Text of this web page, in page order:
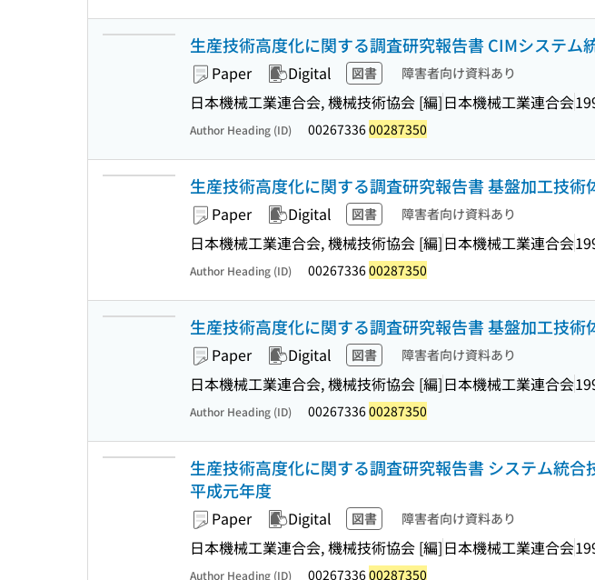
生産技術高度化に関する調査研究報告書 CIMシステム
Paper Digital 図書 障害者向け資料あり
日本機械工業連合会, 機械技術協会 [編]日本機械工業連合会
Author Heading (ID) 0026733600287350
生産技術高度化に関する調査研究報告書 基盤加工技術
Paper Digital 図書 障害者向け資料あり
日本機械工業連合会, 機械技術協会 [編]日本機械工業連合会
Author Heading (ID) 0026733600287350
生産技術高度化に関する調査研究報告書 基盤加工技術
Paper Digital 図書 障害者向け資料あり
日本機械工業連合会, 機械技術協会 [編]日本機械工業連合会
Author Heading (ID) 0026733600287350
生産技術高度化に関する調査研究報告書 システム統
平成元年度
Paper Digital 図書 障害者向け資料あり
日本機械工業連合会, 機械技術協会 [編]日本機械工業連合会
Author Heading (ID) 0026733600287350